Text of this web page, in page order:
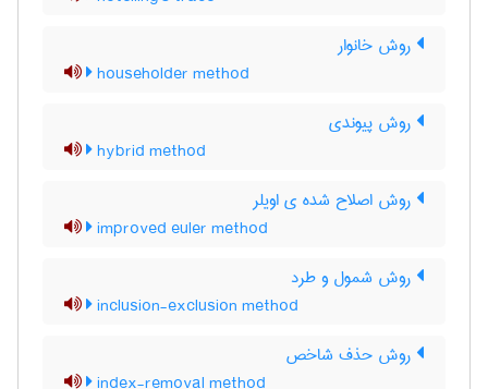
روش خانوار
householder method
روش پیوندی
hybrid method
روش اصلاح شده ی اویلر
improved euler method
روش شمول و طرد
inclusion-exclusion method
روش حذف شاخص